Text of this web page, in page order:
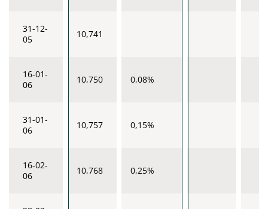
31-12-
05
10,741
16-01-
06
10,750 0,08%
31-01-
06
10,757 0,15%
16-02-
06
10,768 0,25%